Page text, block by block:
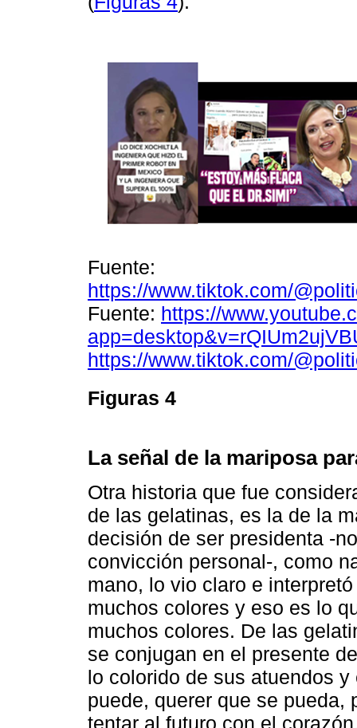
Fuente:
https://www.tiktok.com/
Fuente: https://
https://www.tiktok.com/
Figuras 4
La señal de la mariposa
Otra historia que fue
de las gelatinas, es la de la
decisión de ser presidenta -
convicción personal-, como
mano, lo vio claro e
muchos colores y eso es lo
muchos colores. De las
se conjugan en el presente
lo colorido de sus atuendos
puede, querer que se pueda,
tentar al futuro con el